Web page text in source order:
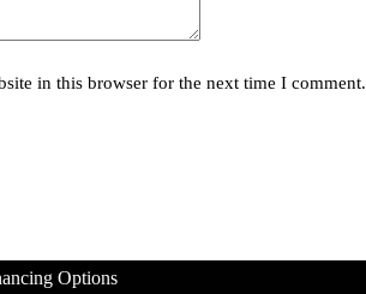
in this browser for the next time I comment.
Options